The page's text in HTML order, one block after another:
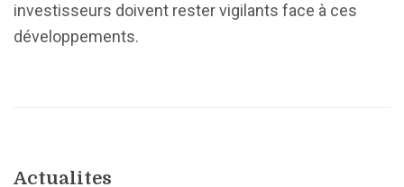
investisseurs doivent rester vigilants face à ces
développements.
Actualites